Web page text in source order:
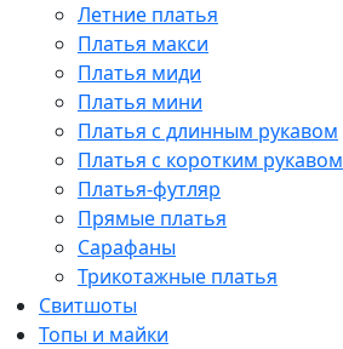
Летние платья
Платья макси
Платья миди
Платья мини
Платья с длинным рукавом
Платья с коротким рукавом
Платья-футляр
Прямые платья
Сарафаны
Трикотажные платья
Свитшоты
Топы и майки